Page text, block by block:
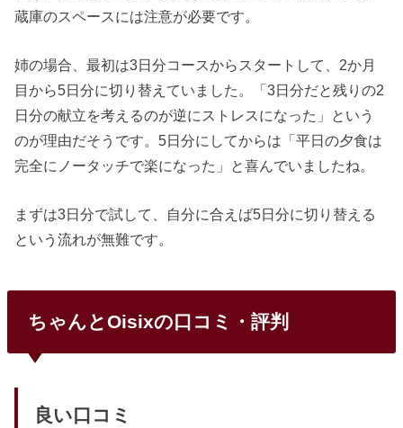
蔵庫のスペースには注意が必要です。
姉の場合、最初は3日分コースからスタートして、2か月
目から5日分に切り替えていました。「3日分だと残りの2
日分の献立を考えるのが逆にストレスになった」という
のが理由だそうです。5日分にしてからは「平日の夕食は
完全にノータッチで楽になった」と喜んでいましたね。
まずは3日分で試して、自分に合えば5日分に切り替える
という流れが無難です。
ちゃんとOisixの口コミ・評判
良い口コミ